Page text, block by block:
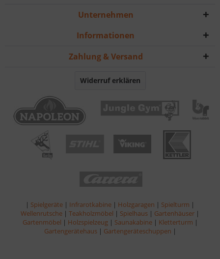
Unternehmen
Informationen
Zahlung & Versand
Widerruf erklären
| Spielgeräte | Infrarotkabine | Holzgaragen | Spielturm |
Wellenrutsche | Teakholzmöbel | Spielhaus | Gartenhäuser |
Gartenmöbel | Holzspielzeug | Saunakabine | Kletterturm |
Gartengerätehaus | Gartengeräteschuppen |